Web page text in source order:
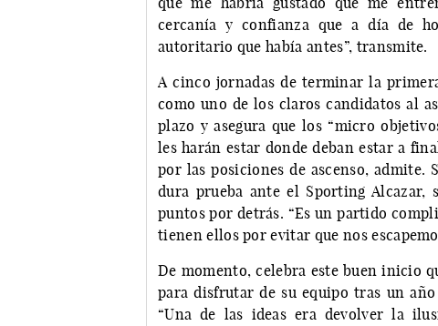
cercanía y confianza que a día de
autoritario que había antes”, transmite.
A cinco jornadas de terminar la
como uno de los claros candidatos al
plazo y asegura que los “micro
les harán estar donde deban estar a
por las posiciones de ascenso,
dura prueba ante el Sporting Alcazar,
puntos por detrás. “Es un partido
tienen ellos por evitar que nos
De momento, celebra este buen inicio
para disfrutar de su equipo tras un
“Una de las ideas era devolver la